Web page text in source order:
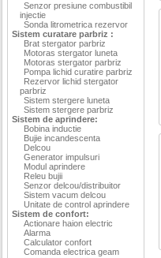
Senzor presiune combustibil
injectie
Sonda litrometrica rezervor
Sistem curatare parbriz :
Brat stergator parbriz
Motoras stergator luneta
Motoras stergator parbriz
Pompa lichid curatire parbriz
Rezervor lichid stergator
parbriz
Sistem stergere luneta
Sistem stergere parbriz
Sistem de aprindere:
Bobina inductie
Bujie incandescenta
Delcou
Generator impulsuri
Modul aprindere
Releu bujii
Senzor delcou/distribuitor
Sistem vacum delcou
Unitate de control aprindere
Sistem de confort:
Actionare haion electric
Alarma
Calculator confort
Comanda electrica geam